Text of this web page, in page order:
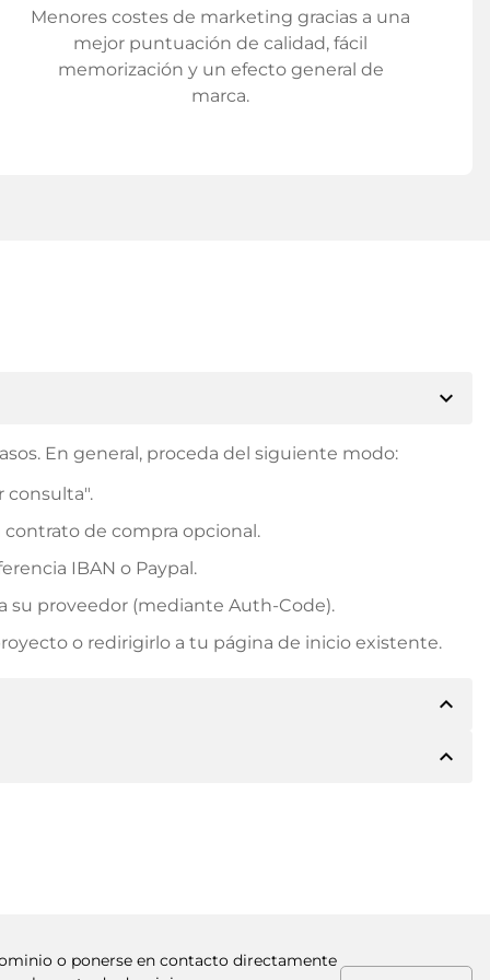
Menores costes de marketing gracias a una
mejor puntuación de calidad, fácil
memorización y un efecto general de
marca.
expand_more
En general, proceda del siguiente modo:
consulta".
contrato de compra opcional.
IBAN o Paypal.
su proveedor (mediante Auth-Code).
o redirigirlo a tu página de inicio existente.
expand_less
los detalles del pago. A continuación, el propietario
expand_less
o ponerse en contacto directamente